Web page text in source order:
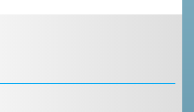
SCHEDE ATLETI